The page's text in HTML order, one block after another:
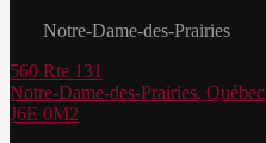
Notre-Dame-des-Prairies
560 Rte 131
Notre-Dame-des-Prairies, Québec
J6E 0M2